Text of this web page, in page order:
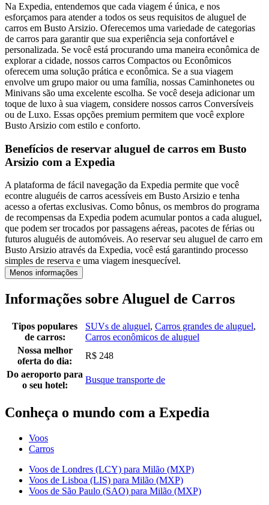
Na Expedia, entendemos que cada viagem é única, e nos
esforçamos para atender a todos os seus requisitos de aluguel de
carros em Busto Arsizio. Oferecemos uma variedade de categorias
de carros para garantir que sua experiência seja confortável e
personalizada. Se você está procurando uma maneira econômica de
explorar a cidade, nossos carros Compactos ou Econômicos
oferecem uma solução prática e econômica. Se a sua viagem
envolve um grupo maior ou uma família, nossas Caminhonetes ou
Minivans são uma excelente escolha. Se você deseja adicionar um
toque de luxo à sua viagem, considere nossos carros Conversíveis
ou de Luxo. Essas opções premium permitem que você explore
Busto Arsizio com estilo e conforto.
Benefícios de reservar aluguel de carros em Busto
Arsizio com a Expedia
A plataforma de fácil navegação da Expedia permite que você
econtre aluguéis de carros acessíveis em Busto Arsizio e tenha
acesso a ofertas exclusivas. Como bônus, os membros do programa
de recompensas da Expedia podem acumular pontos a cada aluguel,
que podem ser trocados por passagens aéreas, pacotes de férias ou
futuros aluguéis de automóveis. Ao reservar seu aluguel de carro em
Busto Arsizio através da Expedia, você está garantindo processo
simples de reserva e uma viagem inesquecível.
Menos informações
Informações sobre Aluguel de Carros
Tipos populares
de carros:
SUVs de aluguel, Carros grandes de aluguel,
Carros econômicos de aluguel
Nossa melhor
oferta do dia:
R$ 248
Do aeroporto para
o seu hotel:
Busque transporte de
Conheça o mundo com a Expedia
Voos
Carros
Voos de Londres (LCY) para Milão (MXP)
Voos de Lisboa (LIS) para Milão (MXP)
Voos de São Paulo (SAO) para Milão (MXP)